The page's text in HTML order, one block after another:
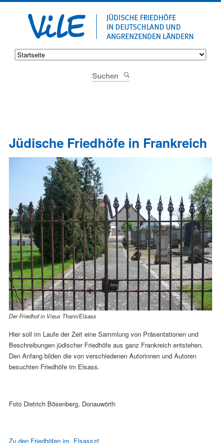
Jüdische Friedhöfe in Frankreich
Der Friedhof in Vieux Thann/Elsass
Hier soll im Laufe der Zeit eine Sammlung von Präsentationen und
Beschreibungen jüdischer Friedhöfe aus ganz Frankreich entstehen.
Den Anfang bilden die von verschiedenen Autorinnen und Autoren
besuchten Friedhöfe im Elsass.
Foto Dietrich Bösenberg, Donauwörth
Zu den Friedhöfen im Elsass